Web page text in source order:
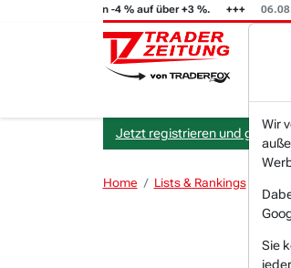
(i) steigt von -4 % auf über +3 %. 06.08. 16:49
Jetzt registrieren und gratis
Home Lists & Rankings
Wir
Sie